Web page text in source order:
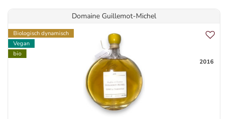
Domaine Guillemot-Michel
Biologisch dynamisch
Vegan
bio
2016